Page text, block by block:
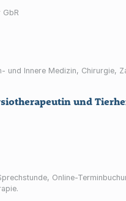
GbR
und Innere Medizin, Chirurgie,
und
Online-